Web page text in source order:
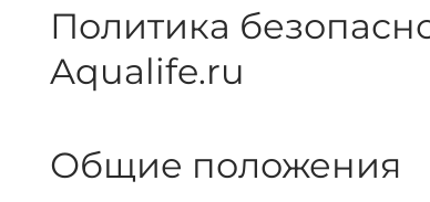
Политика
Aqualife.ru
Общие положения